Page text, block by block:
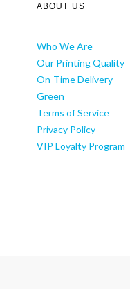
ABOUT US
Who We Are
Our Printing Quality
On-Time Delivery
Green
Terms of Service
Privacy Policy
VIP Loyalty Program